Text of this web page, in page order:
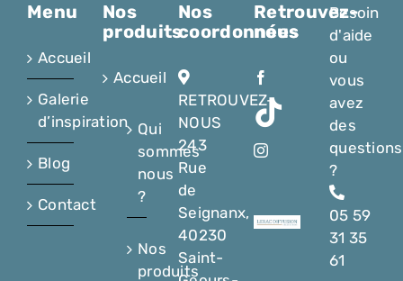
Menu
Accueil
Galerie
d’inspiration
Blog
Contact
Nos
produits
Accueil
Qui
sommes
nous
?
Nos
produits
Nos
coordonnées
RETROUVEZ-
NOUS
243
Rue
de
Seignanx,
40230
Saint-
Retrouvez-
nous
Besoin
d'aide
ou
vous
avez
des
questions
?
05 59
31 35
61